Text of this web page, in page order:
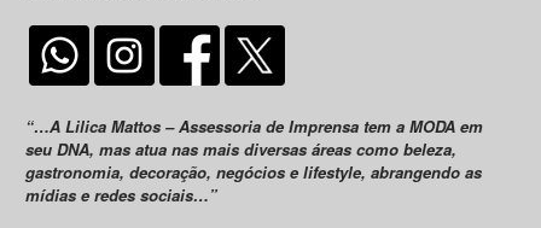
“…A Lilica Mattos – Assessoria de Imprensa tem a MODA em
seu DNA, mas atua nas mais diversas áreas como beleza,
gastronomia, decoração, negócios e lifestyle, abrangendo as
mídias e redes sociais…”